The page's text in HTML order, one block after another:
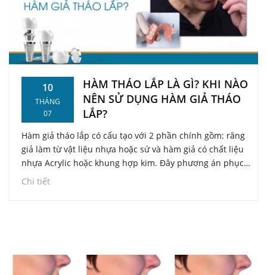
10
THÁNG
07
HÀM THÁO LẮP LÀ GÌ? KHI NÀO
NÊN SỬ DỤNG HÀM GIẢ THÁO
LẮP?
Hàm giả tháo lắp có cấu tạo với 2 phần chính gồm: răng
giả làm từ vật liệu nhựa hoặc sứ và hàm giả có chất liệu
nhựa Acrylic hoặc khung hợp kim. Đây phương án phục
hình răng đã mất tối ưu cho những trường hợp mất răng
Chi tiết